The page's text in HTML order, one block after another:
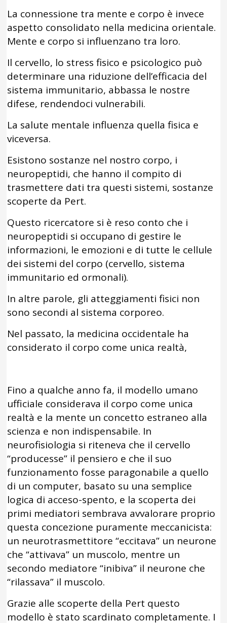
La connessione tra mente e corpo è invece
aspetto consolidato nella medicina orientale.
Mente e corpo si influenzano tra loro.
Il cervello, lo stress fisico e psicologico può
determinare una riduzione dell’efficacia del
sistema immunitario, abbassa le nostre
difese, rendendoci vulnerabili.
La salute mentale influenza quella fisica e
viceversa.
Esistono sostanze nel nostro corpo, i
neuropeptidi, che hanno il compito di
trasmettere dati tra questi sistemi, sostanze
scoperte da Pert.
Questo ricercatore si è reso conto che i
neuropeptidi si occupano di gestire le
informazioni, le emozioni e di tutte le cellule
dei sistemi del corpo (cervello, sistema
immunitario ed ormonali).
In altre parole, gli atteggiamenti fisici non
sono secondi al sistema corporeo.
Nel passato, la medicina occidentale ha
considerato il corpo come unica realtà,
Fino a qualche anno fa, il modello umano
ufficiale considerava il corpo come unica
realtà e la mente un concetto estraneo alla
scienza e non indispensabile. In
neurofisiologia si riteneva che il cervello
“producesse” il pensiero e che il suo
funzionamento fosse paragonabile a quello
di un computer, basato su una semplice
logica di acceso-spento, e la scoperta dei
primi mediatori sembrava avvalorare proprio
questa concezione puramente meccanicista:
un neurotrasmettitore “eccitava” un neurone
che “attivava” un muscolo, mentre un
secondo mediatore “inibiva” il neurone che
“rilassava” il muscolo.
Grazie alle scoperte della Pert questo
modello è stato scardinato completamente. I